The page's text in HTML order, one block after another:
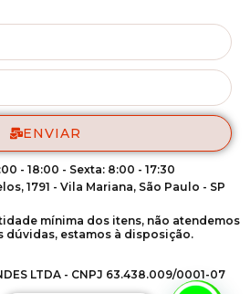
ENVIAR
- 18:00 - Sexta: 8:00 - 17:30
1791 - Vila Mariana, São Paulo - SP
mínima dos itens, não atendemos
dúvidas, estamos à disposição.
LTDA - CNPJ 63.438.009/0001-07